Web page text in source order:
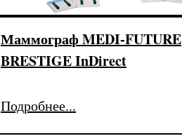
Подробнее...
Маммограф MEDI-FUTURE
BRESTIGE InDirect